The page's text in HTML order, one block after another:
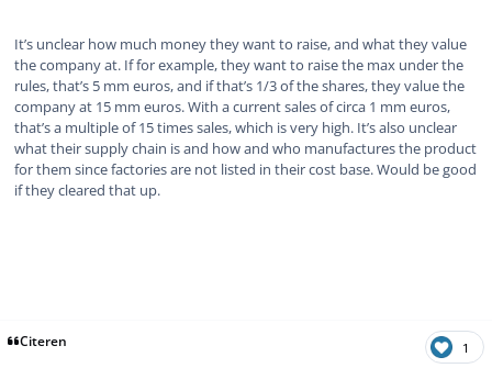
It’s unclear how much money they want to raise, and what they value
the company at. If for example, they want to raise the max under the
rules, that’s 5 mm euros, and if that’s 1/3 of the shares, they value the
company at 15 mm euros. With a current sales of circa 1 mm euros,
that’s a multiple of 15 times sales, which is very high. It’s also unclear
what their supply chain is and how and who manufactures the product
for them since factories are not listed in their cost base. Would be good
if they cleared that up.
Citeren 1